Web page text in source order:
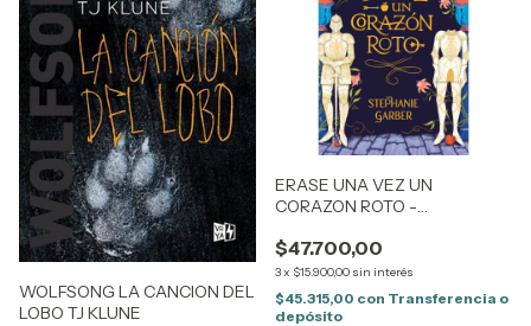
WOLFSONG LA CANCION DEL
LOBO TJ KLUNE
ERASE UNA VEZ UN
CORAZON ROTO -
$47.700,00
3x $15.900,00 sin interés
$45.315,00 con Transferencia o
depósito